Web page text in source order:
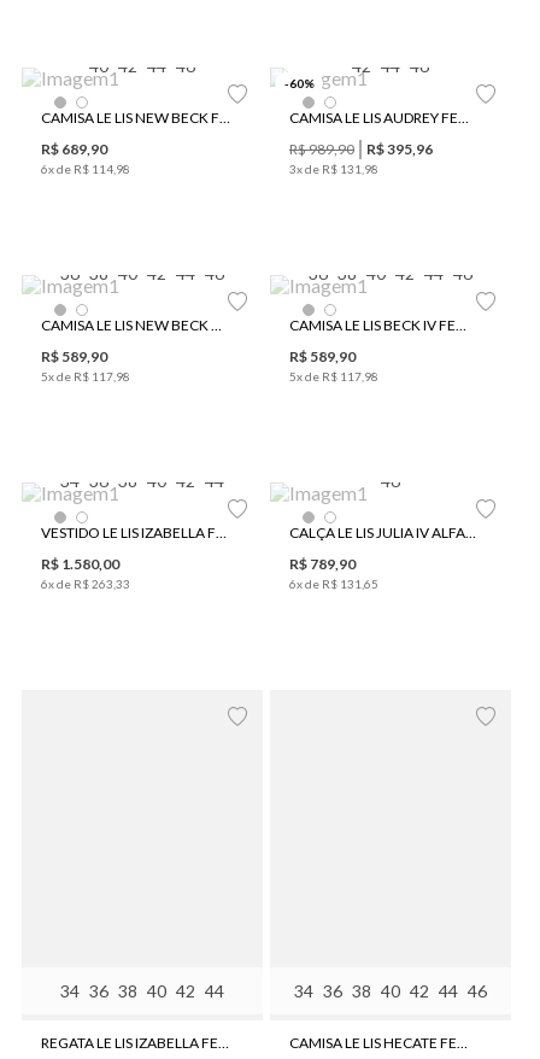
40 42 44 46
CAMISA LE LIS NEW BECK FEMININA
R$ 689,90
6x de R$ 114 98
-60%
42 44 46
CAMISA LE LIS AUDREY FEMININA
R$989,90 R$395,96
3x de R$ 131 98
36 38 40 42 44 46
CAMISA LE LIS NEW BECK MANGA CURTA FEMININA
R$ 589,90
5x de R$ 117 98
36 38 40 42 44 46
CAMISA LE LIS BECK IV FEMININA
R$ 589,90
5x de R$ 117 98
34 36 38 40 42 44
VESTIDO LE LIS IZABELLA FEMININO
R$ 1.580,00
6x de R$263 33
46
CALÇA LE LIS JULIA IV ALFAIATARIA FEMININA
R$ 789,90
6x de R$ 131 65
34 36 38 40 42 44
REGATA LE LIS IZABELLA FEMININA
34 36 38 40 42 44 46
CAMISA LE LIS HECATE FEMININA